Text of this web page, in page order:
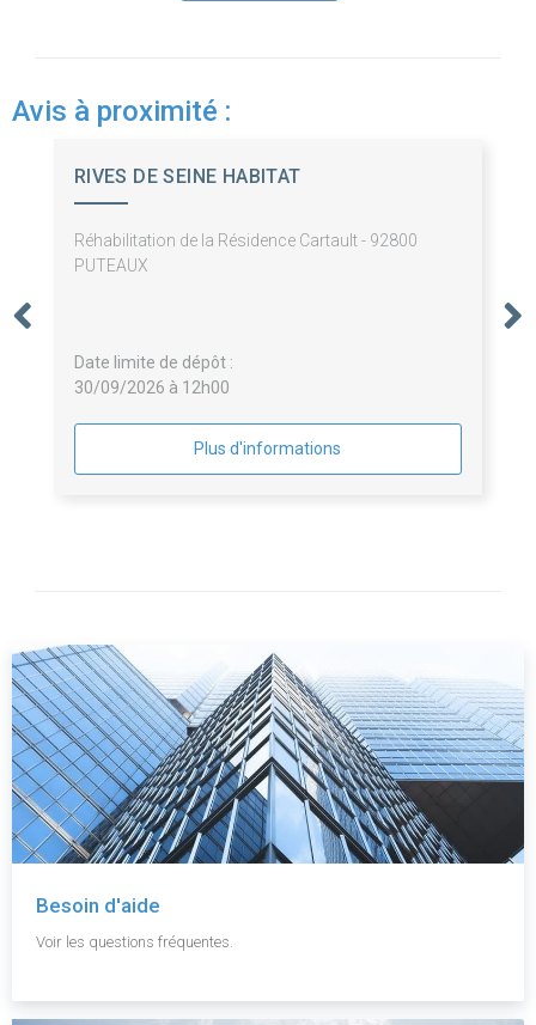
Avis à proximité :
RIVES DE SEINE HABITAT
Réhabilitation de la Résidence Cartault - 92800
PUTEAUX
Date limite de dépôt :
30/09/2026 à 12h00
Plus d'informations
Besoin d'aide
Voir les questions fréquentes.